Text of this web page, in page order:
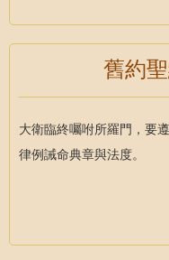
舊約
大衛臨終囑咐所羅門，要
律例誡命典章與法度。